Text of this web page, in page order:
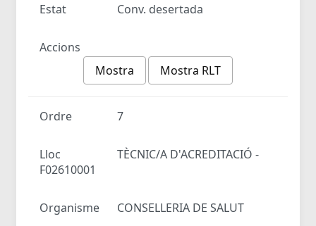
Estat Conv. desertada
Accions
Mostra
Mostra RLT
Ordre 7
Lloc
TÈCNIC/A D'ACREDITACIÓ -
F02610001
Organisme CONSELLERIA DE SALUT